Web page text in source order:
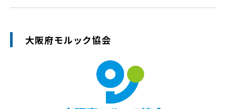
大阪府モルック協会